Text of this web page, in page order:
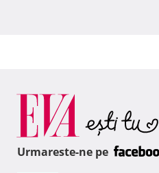
Urmareste-ne pe